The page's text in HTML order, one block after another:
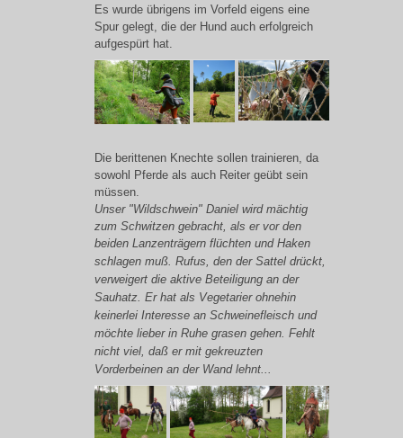
Es wurde übrigens im Vorfeld eigens eine
Spur gelegt, die der Hund auch erfolgreich
aufgespürt hat.
Die berittenen Knechte sollen trainieren, da
sowohl Pferde als auch Reiter geübt sein
müssen.
Unser "Wildschwein" Daniel wird mächtig
zum Schwitzen gebracht, als er vor den
beiden Lanzenträgern flüchten und Haken
schlagen muß. Rufus, den der Sattel drückt,
verweigert die aktive Beteiligung an der
Sauhatz. Er hat als Vegetarier ohnehin
keinerlei Interesse an Schweinefleisch und
möchte lieber in Ruhe grasen gehen. Fehlt
nicht viel, daß er mit gekreuzten
Vorderbeinen an der Wand lehnt...